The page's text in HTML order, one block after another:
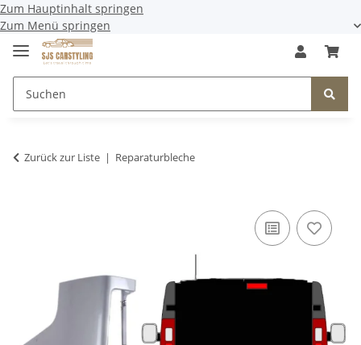
Zum Hauptinhalt springen
Zum Menü springen
Zurück zur Liste Reparaturbleche